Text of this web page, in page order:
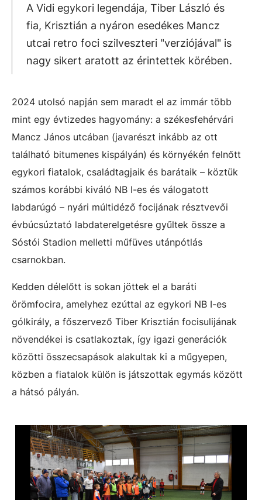
A Vidi egykori legendája, Tiber László és
fia, Krisztián a nyáron esedékes Mancz
utcai retro foci szilveszteri "verziójával" is
nagy sikert aratott az érintettek körében.
2024 utolsó napján sem maradt el az immár több
mint egy évtizedes hagyomány: a székesfehérvári
Mancz János utcában (javarészt inkább az ott
található bitumenes kispályán) és környékén felnőtt
egykori fiatalok, családtagjaik és barátaik – köztük
számos korábbi kiváló NB I-es és válogatott
labdarúgó – nyári múltidéző focijának résztvevői
évbúcsúztató labdaterelgetésre gyűltek össze a
Sóstói Stadion melletti műfüves utánpótlás
csarnokban.
Kedden délelőtt is sokan jöttek el a baráti
örömfocira, amelyhez ezúttal az egykori NB I-es
gólkirály, a főszervező Tiber Krisztián focisulijának
növendékei is csatlakoztak, így igazi generációk
közötti összecsapások alakultak ki a műgyepen,
közben a fiatalok külön is játszottak egymás között
a hátsó pályán.